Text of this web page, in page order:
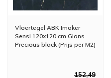
Vloertegel ABK Imoker
Sensi 120x120 cm Glans
Precious black (Prijs per M2)
152,49